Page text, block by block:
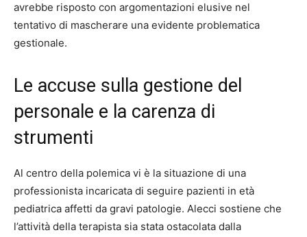
avrebbe risposto con argomentazioni elusive nel
tentativo di mascherare una evidente problematica
gestionale.
Le accuse sulla gestione del
personale e la carenza di
strumenti
Al centro della polemica vi è la situazione di una
professionista incaricata di seguire pazienti in età
pediatrica affetti da gravi patologie. Alecci sostiene che
l’attività della terapista sia stata ostacolata dalla